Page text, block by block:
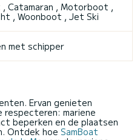
, Catamaran , Motorboot ,
, Woonboot , Jet Ski
met schipper
Ervan genieten
mariene
beperken en de plaatsen
Ontdek hoe SamBoat